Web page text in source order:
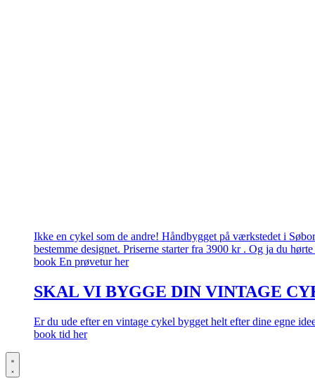
Ikke en cykel som de andre! Håndbygget på værkstedet i
bestemme designet. Priserne starter fra 3900 kr . Og ja du
book En prøvetur her
SKAL VI BYGGE DIN VINTAGE
Er du ude efter en vintage cykel bygget helt efter dine egne
book tid her